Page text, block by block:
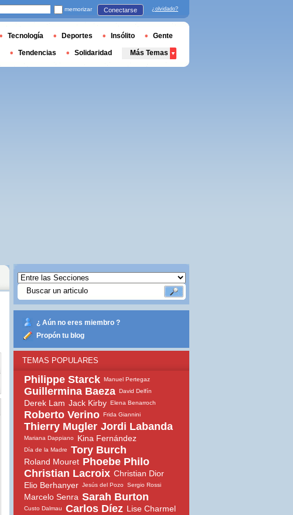
¿ Aún no eres miembro ?
Propón tu blog
TEMAS POPULARES
Philippe Starck Manuel Pertegaz
Guillermina Baeza David Delfín
Derek Lam Jack Kirby Elena Benarroch
Roberto Verino Frida Giannini
Thierry Mugler Jordi Labanda
Mariana Dappiano Kina Fernández
Día de la Madre Tory Burch
Roland Mouret Phoebe Philo
Christian Lacroix Christian Dior
Elio Berhanyer Jesús del Pozo Sergio Rossi
Marcelo Senra Sarah Burton
Custo Dalmau Carlos Díez Lise Charmel
memorizar Conectarse ¿olvidado?
Tecnología Deportes Insólito Gente
Tendencias Solidaridad Más Temas